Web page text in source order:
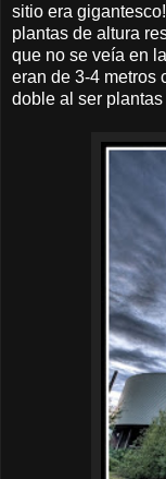
sitio era
plantas de altura
que no se veía en
eran de 3-4 metros
doble al ser